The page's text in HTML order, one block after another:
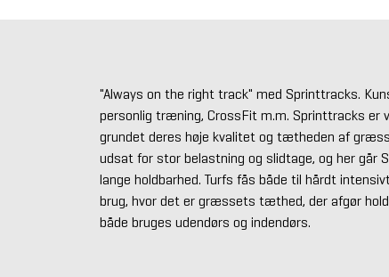
"Always on the right track" med Sprinttracks.
personlig træning, CrossFit m.m. Sprinttracks er
grundet deres høje kvalitet og tætheden af
udsat for stor belastning og slidtage, og her går
lange holdbarhed. Turfs fås både til hårdt
brug, hvor det er græssets tæthed, der afgør
både bruges udendørs og indendørs.